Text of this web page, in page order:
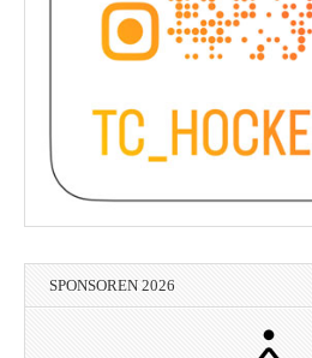
SPONSOREN 2026